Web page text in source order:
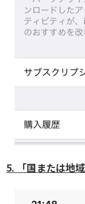
5. 「国または地